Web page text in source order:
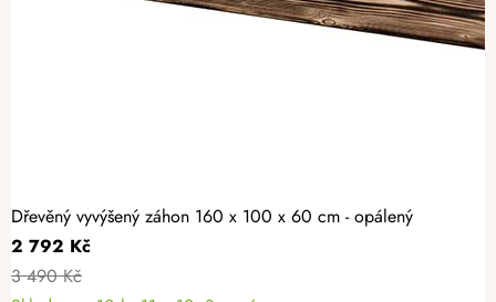
Dřevěný vyvýšený záhon 160 x 100 x 60 cm - opálený
2 792 Kč
3 490 Kč